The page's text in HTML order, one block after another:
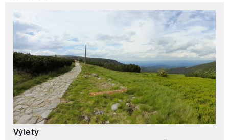
Výlety